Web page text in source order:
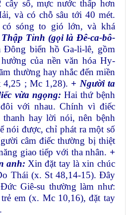
cây số, mực nước thấp hơn
và có chỗ sâu tới 40 mét.
sóng to gió lớn, và khá
Tỉnh (gọi là Đê-ca-bô-
Đông biển hồ Ga-li-lê, gồm
của nền văn hóa Hy-
thường hay nhắc đến miền
; Mc 1,28). + Người ta
vừa ngọng:Hai thứ bệnh
với nhau. Chính vì điếc
hay lời nói, nên bệnh
nói được, chỉ phát ra một số
câm điếc thường bị thiệt
giao tiếp với tha nhân. +
anh: Xin đặt tay là xin chúc
Thái (x. St 48,14-15). Đây
Giê-su thường làm như:
em (x. Mc 10,16), đặt tay